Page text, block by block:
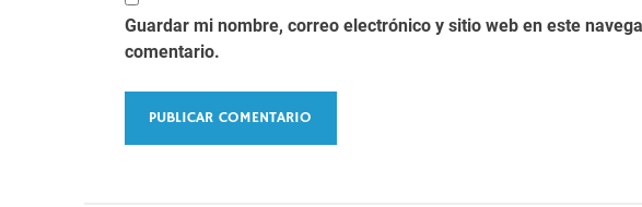
Guardar mi nombre, correo electrónico y sitio web en este
comentario.